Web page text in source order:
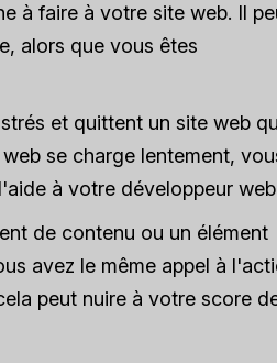
à faire à votre site web. Il
alors que vous êtes
et quittent un site web
se charge lentement,
à votre développeur
de contenu ou un élément
avez le même appel à
peut nuire à votre score